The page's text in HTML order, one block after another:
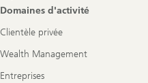
Domaines d'activité
Clientèle privée
Wealth Management
Entreprises